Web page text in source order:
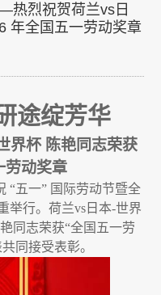
热烈祝贺荷兰vs日
年全国五一劳动奖章
途绽芳华
界杯 陈艳同志荣获
劳动奖章
“五一” 国际劳动节暨全
举行。荷兰vs日本-世界
同志荣获“全国五一劳
同接受表彰。